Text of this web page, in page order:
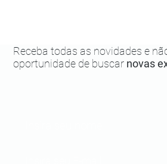
Receba todas as novidades e
oportunidade de buscar novas